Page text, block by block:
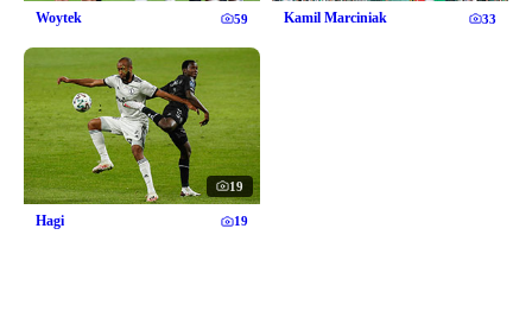
Woytek 59 Kamil Marciniak 33
19
Hagi 19